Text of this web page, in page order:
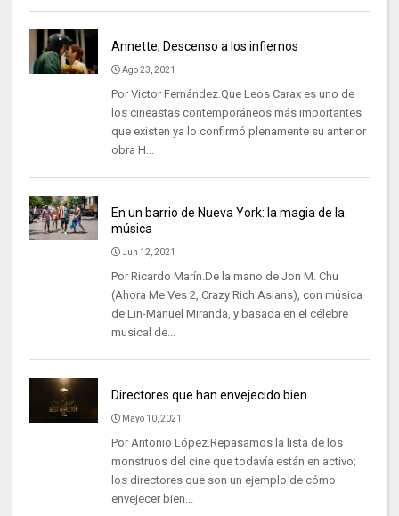
Annette; Descenso a los infiernos
Ago 23, 2021
Por Victor Fernández.Que Leos Carax es uno de
los cineastas contemporáneos más importantes
que existen ya lo confirmó plenamente su anterior
obra H...
En un barrio de Nueva York: la magia de la
música
Jun 12, 2021
Por Ricardo Marín.De la mano de Jon M. Chu
(Ahora Me Ves 2, Crazy Rich Asians), con música
de Lin-Manuel Miranda, y basada en el célebre
musical de...
Directores que han envejecido bien
Mayo 10, 2021
Por Antonio López.Repasamos la lista de los
monstruos del cine que todavía están en activo;
los directores que son un ejemplo de cómo
envejecer bien...